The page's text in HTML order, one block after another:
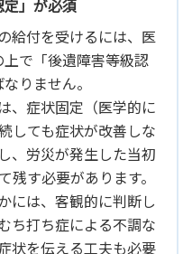
」が必須
給付を受けるには、医
で「後遺障害等級認
りません。
、症状固定（医学的に
しても症状が改善しな
、労災が発生した当初
す必要があります。
には、客観的に判断し
ち打ち症による不調な
状を伝える工夫も必要